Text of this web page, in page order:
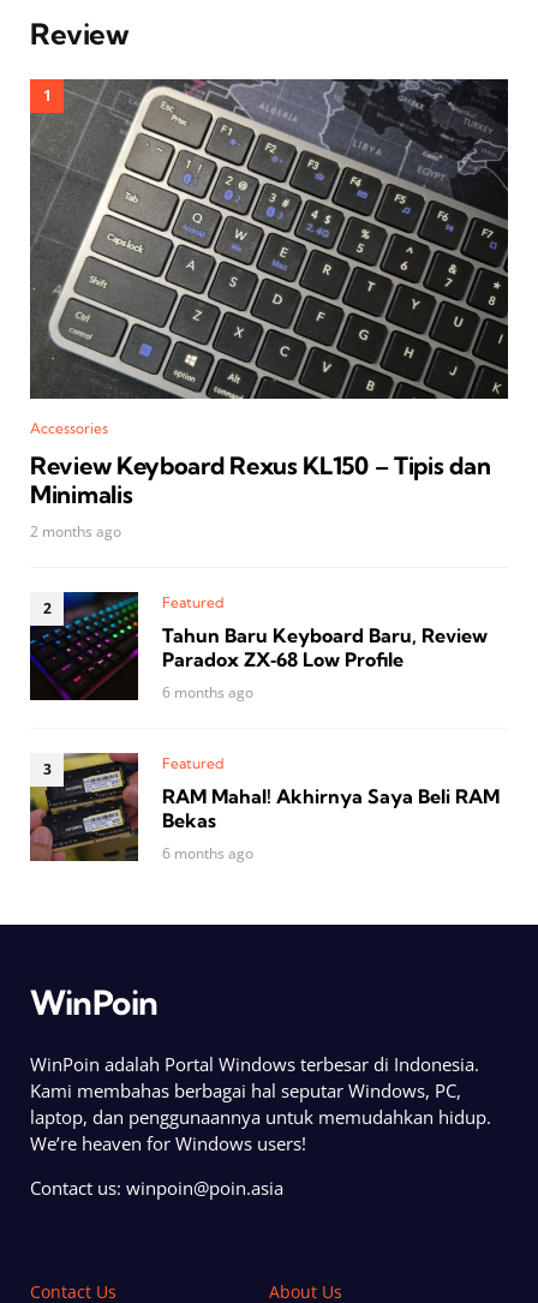
Review
Accessories
Review Keyboard Rexus KL150 – Tipis dan
Minimalis
2 months ago
Featured
Tahun Baru Keyboard Baru, Review
Paradox ZX‑68 Low Profile
6 months ago
Featured
RAM Mahal! Akhirnya Saya Beli RAM
Bekas
6 months ago
WinPoin
WinPoin adalah Portal Windows terbesar di Indonesia.
Kami membahas berbagai hal seputar Windows, PC,
laptop, dan penggunaannya untuk memudahkan hidup.
We’re heaven for Windows users!
Contact us: winpoin@poin.asia
Contact Us About Us